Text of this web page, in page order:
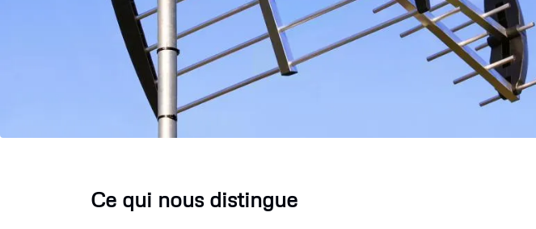
Ce qui nous distingue